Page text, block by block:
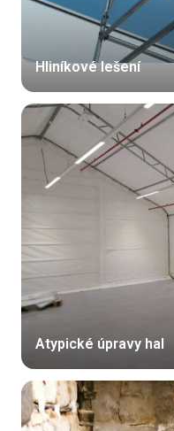
Hliníkové lešení
Atypické úpravy hal